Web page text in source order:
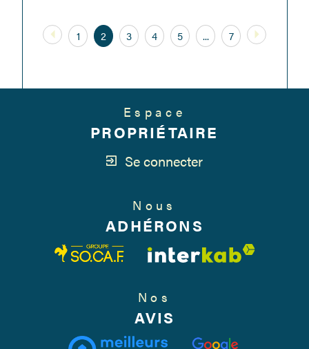
1 2 3 4 5 ... 7
Espace
PROPRIÉTAIRE
Se connecter
Nous
ADHÉRONS
Nos
AVIS